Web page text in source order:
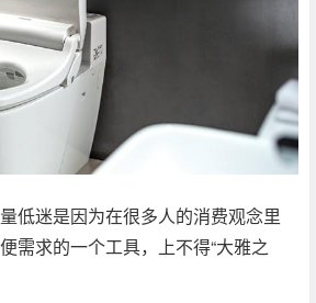
低迷是因为在很多人的消费观念里
需求的一个工具，上不得“大雅之